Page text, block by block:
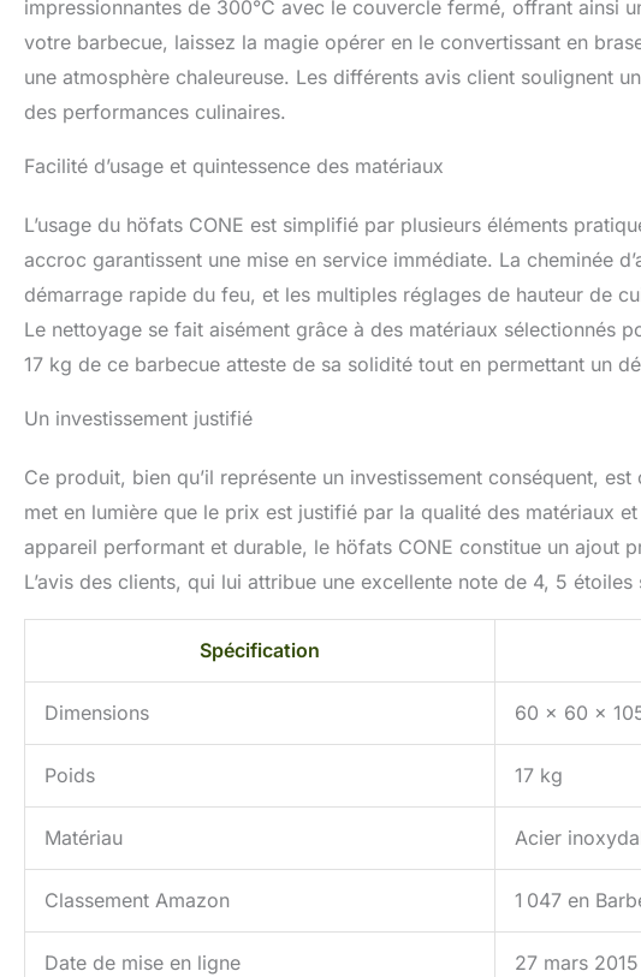
impressionnantes de 300°C avec le couvercle fermé, offrant ainsi
votre barbecue, laissez la magie opérer en le convertissant en
une atmosphère chaleureuse. Les différents avis client soulignent
des performances culinaires.
Facilité d’usage et quintessence des matériaux
L’usage du höfats CONE est simplifié par plusieurs éléments
accroc garantissent une mise en service immédiate. La cheminée
démarrage rapide du feu, et les multiples réglages de hauteur de
Le nettoyage se fait aisément grâce à des matériaux sélectionnés
17 kg de ce barbecue atteste de sa solidité tout en permettant un
Un investissement justifié
Ce produit, bien qu’il représente un investissement conséquent,
met en lumière que le prix est justifié par la qualité des matériaux
appareil performant et durable, le höfats CONE constitue un ajout
L’avis des clients, qui lui attribue une excellente note de 4, 5
Spécification
Dimensions 60 x 60 x
Poids 17 kg
Matériau Acier
Classement Amazon 1 047 en
Date de mise en ligne 27 mars 2015